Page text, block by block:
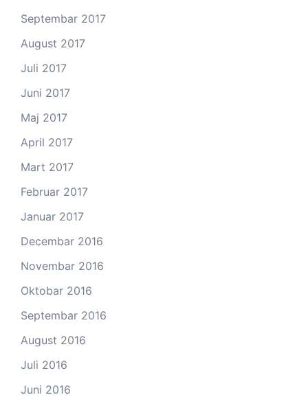
Septembar 2017
August 2017
Juli 2017
Juni 2017
Maj 2017
April 2017
Mart 2017
Februar 2017
Januar 2017
Decembar 2016
Novembar 2016
Oktobar 2016
Septembar 2016
August 2016
Juli 2016
Juni 2016